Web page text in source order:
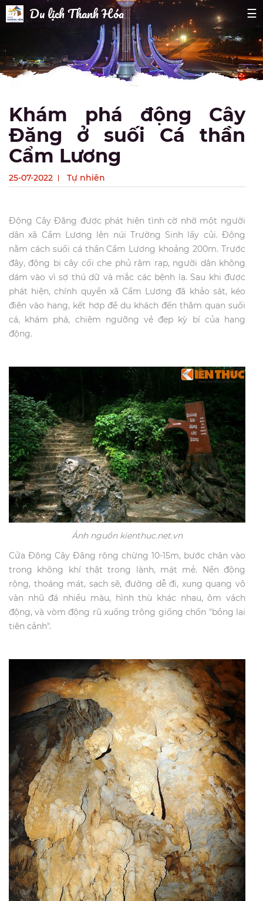
☰
Du lịch Thanh Hóa
Khám phá động Cây
Đăng ở suối Cá thần
Cẩm Lương
25-07-2022 Tự nhiên
Động Cây Đăng được phát hiện tình cờ nhờ một người
dân xã Cẩm Lương lên núi Trường Sinh lấy củi. Động
nằm cách suối cá thần Cẩm Lương khoảng 200m. Trước
đây, động bị cây cối che phủ rậm rạp, người dân không
dám vào vì sợ thú dữ và mắc các bệnh lạ. Sau khi được
phát hiện, chính quyền xã Cẩm Lương đã khảo sát, kéo
điện vào hang, kết hợp để du khách đến thăm quan suối
cá, khám phá, chiêm ngưỡng vẻ đẹp kỳ bí của hang
động.
Ảnh nguồn kienthuc.net.vn
Cửa Động Cây Đăng rộng chừng 10-15m, bước chân vào
trong không khí thật trong lành, mát mẻ. Nền động
rộng, thoáng mát, sạch sẽ, đường dễ đi, xung quang vô
vàn nhũ đá nhiều màu, hình thù khác nhau, ôm vách
động, và vòm động rũ xuống trông giống chốn "bồng lai
tiên cảnh".